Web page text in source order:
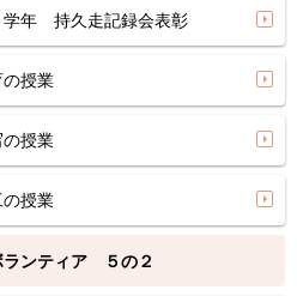
年 持久走記録会表彰
授業
授業
授業
ンティア ５の２